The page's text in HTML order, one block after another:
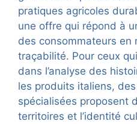
pratiques agricoles
une offre qui répond à
des consommateurs en
traçabilité. Pour ceux
dans l’analyse des
les produits italiens,
spécialisées proposent
territoires et l’identité